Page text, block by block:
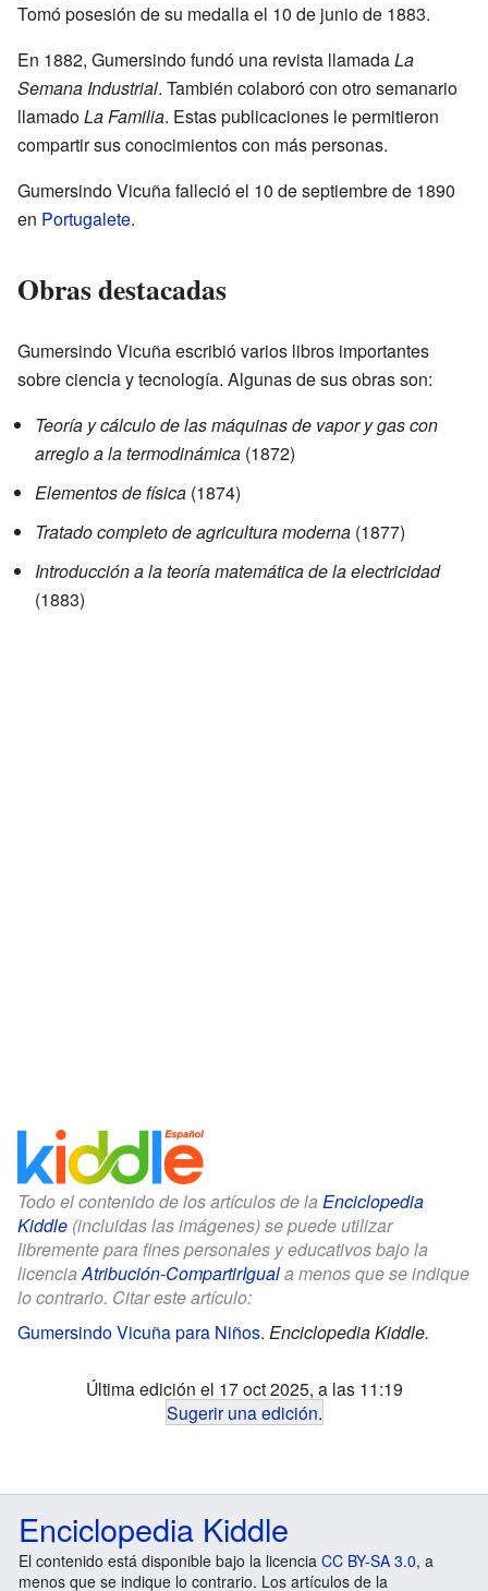
Tomó posesión de su medalla el 10 de junio de 1883.
En 1882, Gumersindo fundó una revista llamadaLa
Semana Industrial. También colaboró con otro semanario
llamadoLa Familia. Estas publicaciones le permitieron
compartir sus conocimientos con más personas.
Gumersindo Vicuña falleció el 10 de septiembre de 1890
en Portugalete.
Obras destacadas
Gumersindo Vicuña escribió varios libros importantes
sobre ciencia y tecnología. Algunas de sus obras son:
Teoría y cálculo de las máquinas de vapor y gas con
arreglo a la termodinámica (1872)
Elementos de física (1874)
Tratado completo de agricultura moderna (1877)
Introducción a la teoría matemática de la electricidad
(1883)
Todo el contenido de los artículos de la Enciclopedia
Kiddle (incluidas las imágenes) se puede utilizar
libremente para fines personales y educativos bajo la
licenciaAtribución-CompartirIguala menos que se indique
lo contrario. Citar este artículo:
Gumersindo Vicuña para Niños. Enciclopedia Kiddle.
Última edición el 17 oct 2025, a las 11:19
Sugerir una edición.
Enciclopedia Kiddle
El contenido está disponible bajo la licencia CC BY-SA 3.0, a
menos que se indique lo contrario. Los artículos de la